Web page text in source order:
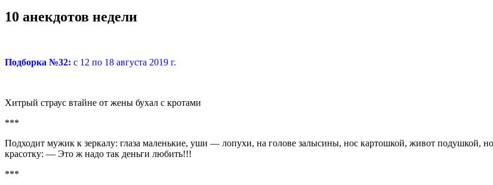
10 анекдотов недели
Подборка №32: с 12 по 18 августа 2019 г.
Хитрый страус втайне от жены бухал с кротами
***
Подходит мужик к зеркалу: глаза маленькие, уши — лопухи, на голове залысины, нос картошкой, живот подушкой,
красотку: — Это ж надо так деньги любить!!!
***